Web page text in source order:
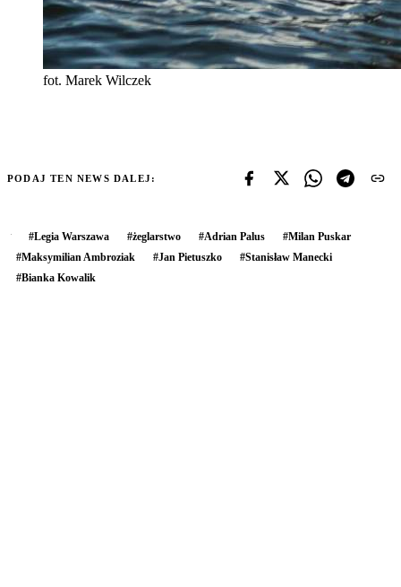
fot. Marek Wilczek
PODAJ TEN NEWS DALEJ:
#Legia Warszawa #żeglarstwo #Adrian Palus #Milan Puskar
#Maksymilian Ambroziak #Jan Pietuszko #Stanisław Manecki
#Bianka Kowalik